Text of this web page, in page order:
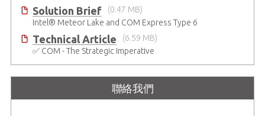
Solution Brief
(0.47 MB)
Intel® Meteor Lake and COM Express Type 6
Technical Article
(6.59 MB)
✅ COM - The Strategic Imperative
聯絡我們